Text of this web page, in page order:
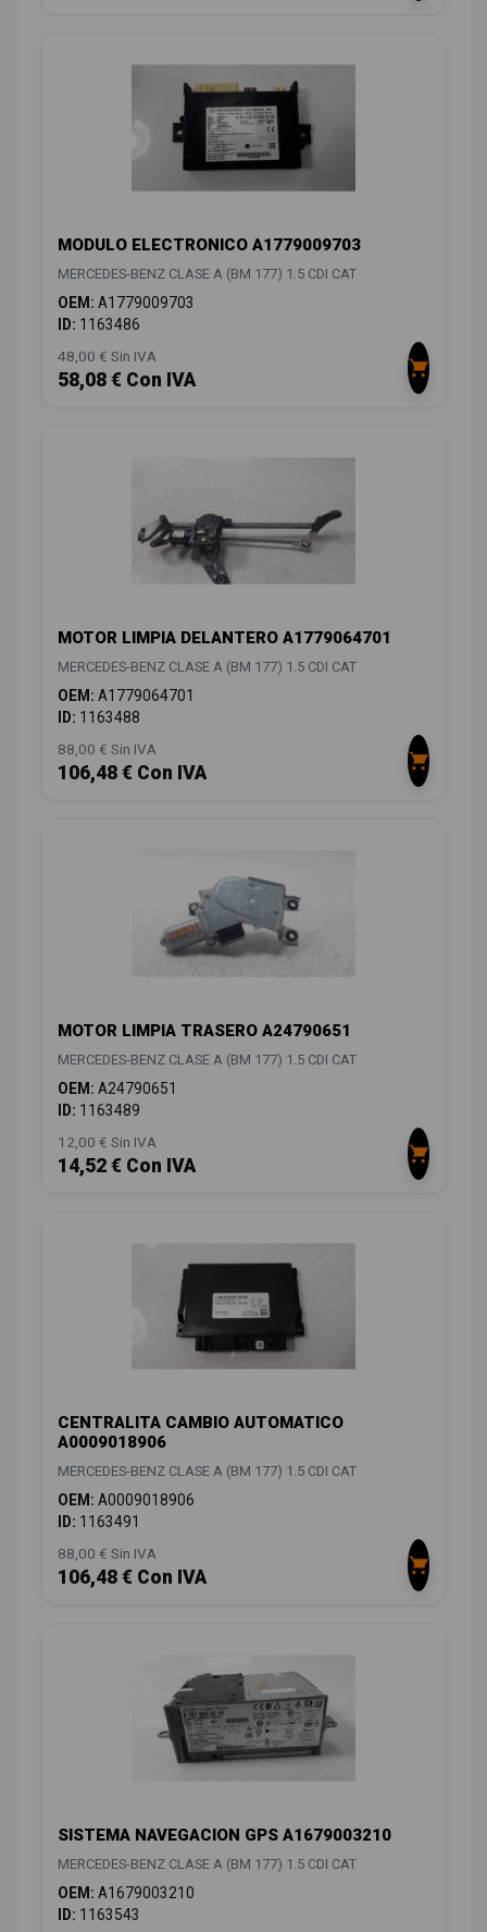
MODULO ELECTRONICO A1779009703
MERCEDES-BENZ CLASE A (BM 177) 1.5 CDI CAT
OEM: A1779009703
ID: 1163486
48,00 € Sin IVA
58,08 € Con IVA
MOTOR LIMPIA DELANTERO A1779064701
MERCEDES-BENZ CLASE A (BM 177) 1.5 CDI CAT
OEM: A1779064701
ID: 1163488
88,00 € Sin IVA
106,48 € Con IVA
MOTOR LIMPIA TRASERO A24790651
MERCEDES-BENZ CLASE A (BM 177) 1.5 CDI CAT
OEM: A24790651
ID: 1163489
12,00 € Sin IVA
14,52 € Con IVA
CENTRALITA CAMBIO AUTOMATICO
A0009018906
MERCEDES-BENZ CLASE A (BM 177) 1.5 CDI CAT
OEM: A0009018906
ID: 1163491
88,00 € Sin IVA
106,48 € Con IVA
SISTEMA NAVEGACION GPS A1679003210
MERCEDES-BENZ CLASE A (BM 177) 1.5 CDI CAT
OEM: A1679003210
ID: 1163543